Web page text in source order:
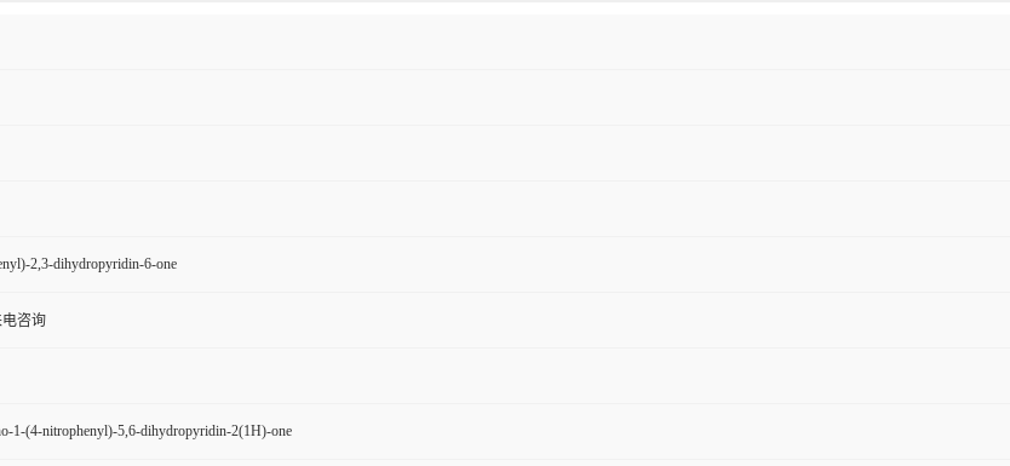
2,3-dihydropyridin-6-one
咨询
1-(4-nitrophenyl)-5,6-dihydropyridin-2(1H)-one